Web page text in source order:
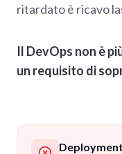
ritardato è ricavo
Il DevOps non è
un requisito di